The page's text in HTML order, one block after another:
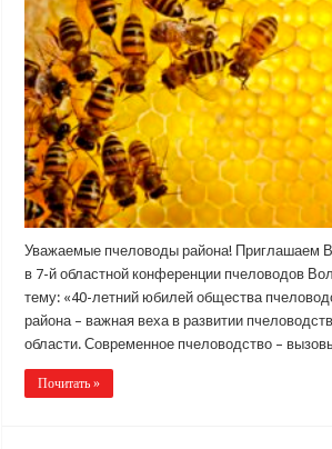
Уважаемые пчеловоды района! Приглашаем
в 7-й областной конференции пчеловодов
тему: «40-летний юбилей общества
района – важная веха в развитии
области. Современное пчеловодство –
Почитать »